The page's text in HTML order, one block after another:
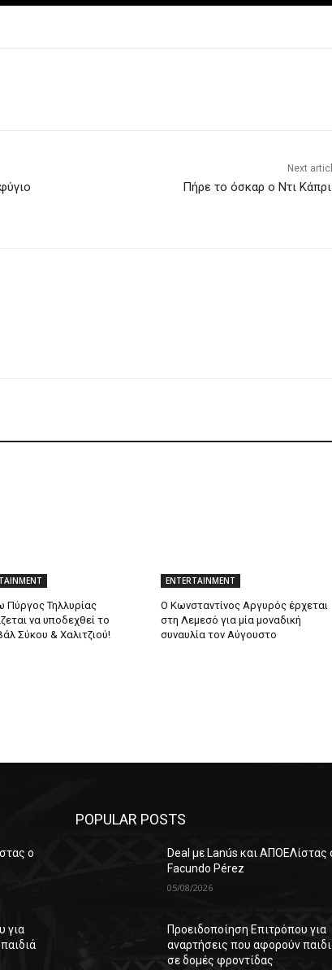
Next
Πήρε το όσκαρ ο Ντι
Πύργος Τηλλυρίας
να υποδεχθεί το
Σύκου & Χαλιτζιού!
ENTERTAINMENT
Ο Κωνσταντίνος Αργυρός έρχεται
στη Λεμεσό για μία μοναδική
συναυλία τον Αύγουστο
ο
για
POPULAR POSTS
Deal με Lanús και ΑΠΟΕΛίστας
Facundo Pérez
05/08/2026
Προειδοποίηση Επιτρόπου για
αναρτήσεις που αφορούν
σε δομές φροντίδας